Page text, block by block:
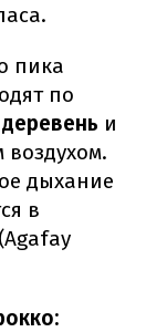
пика
по
и
дыхание
в